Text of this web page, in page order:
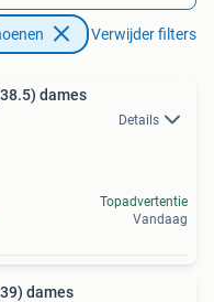
Verwijder filters
dames
Details
Topadvertentie
Vandaag
dames